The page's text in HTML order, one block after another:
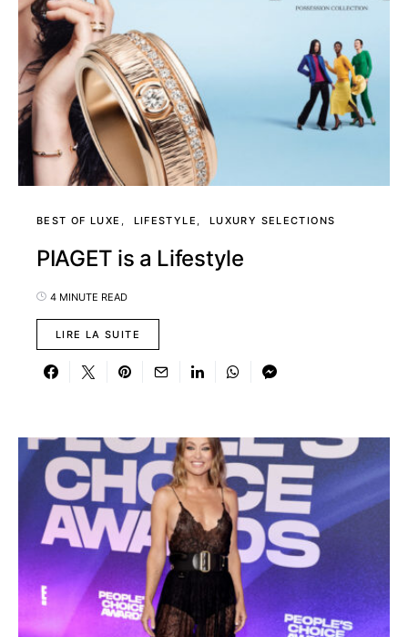
BEST OF LUXE LIFESTYLE LUXURY SELECTIONS
PIAGET is a Lifestyle
4 MINUTE READ
LIRE LA SUITE